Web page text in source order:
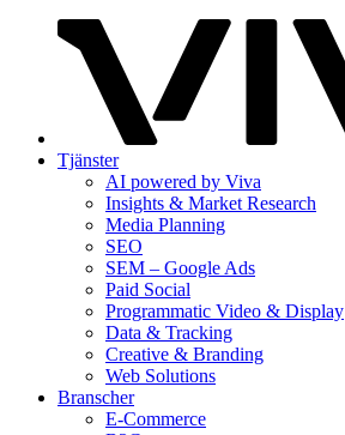
Tjänster
AI powered by Viva
Insights & Market Research
Media Planning
SEO
SEM – Google Ads
Paid Social
Programmatic Video & Display
Data & Tracking
Creative & Branding
Web Solutions
Branscher
E-Commerce